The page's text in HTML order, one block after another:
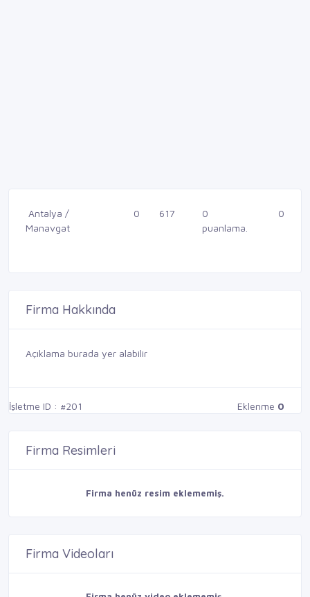
Antalya /
Manavgat
0 617
0
puanlama.
0
Firma Hakkında
Açıklama burada yer alabilir
İşletme ID : #201 Eklenme 0
Firma Resimleri
Firma henüz resim eklememiş.
Firma Videoları